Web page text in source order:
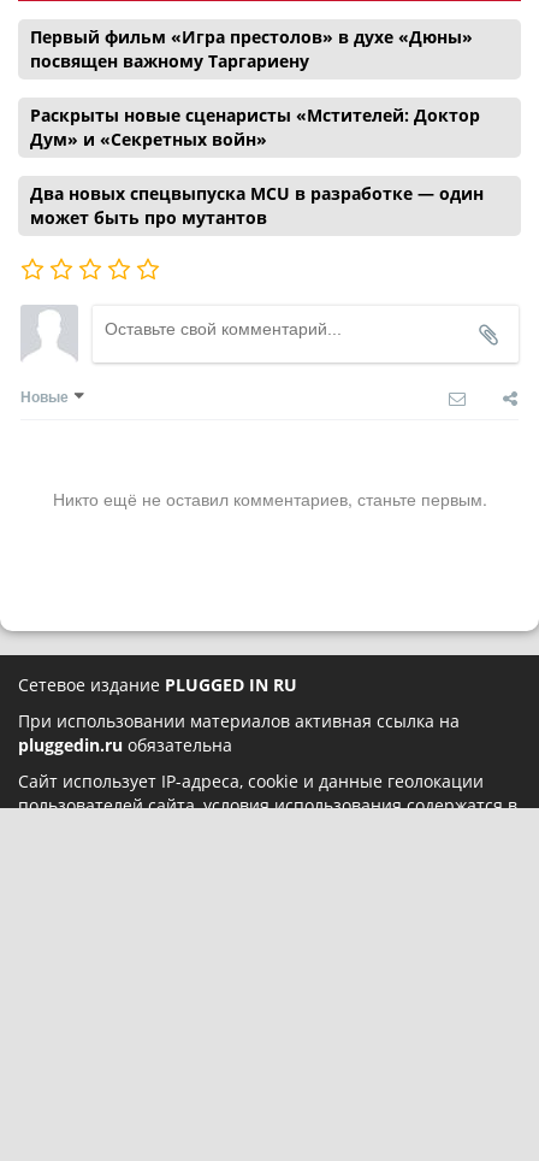
Первый фильм «Игра престолов» в духе «Дюны»
посвящен важному Таргариену
Раскрыты новые сценаристы «Мстителей: Доктор
Дум» и «Секретных войн»
Два новых спецвыпуска MCU в разработке — один
может быть про мутантов
Новые
Никто ещё не оставил комментариев, станьте первым.
Сетевое издание PLUGGED IN RU
При использовании материалов активная ссылка на
pluggedin.ru обязательна
Сайт использует IP-адреса, cookie и данные геолокации
пользователей сайта, условия использования содержатся в